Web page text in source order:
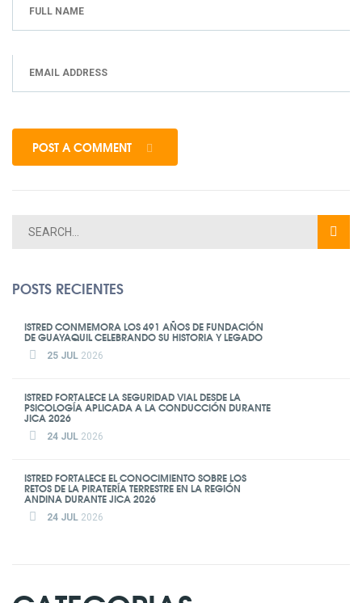
POST A COMMENT
POSTS RECIENTES
ISTRED CONMEMORA LOS 491 AÑOS DE FUNDACIÓN
DE GUAYAQUIL CELEBRANDO SU HISTORIA Y LEGADO
25 JUL 2026
ISTRED FORTALECE LA SEGURIDAD VIAL DESDE LA
PSICOLOGÍA APLICADA A LA CONDUCCIÓN DURANTE
JICA 2026
24 JUL 2026
ISTRED FORTALECE EL CONOCIMIENTO SOBRE LOS
RETOS DE LA PIRATERÍA TERRESTRE EN LA REGIÓN
ANDINA DURANTE JICA 2026
24 JUL 2026